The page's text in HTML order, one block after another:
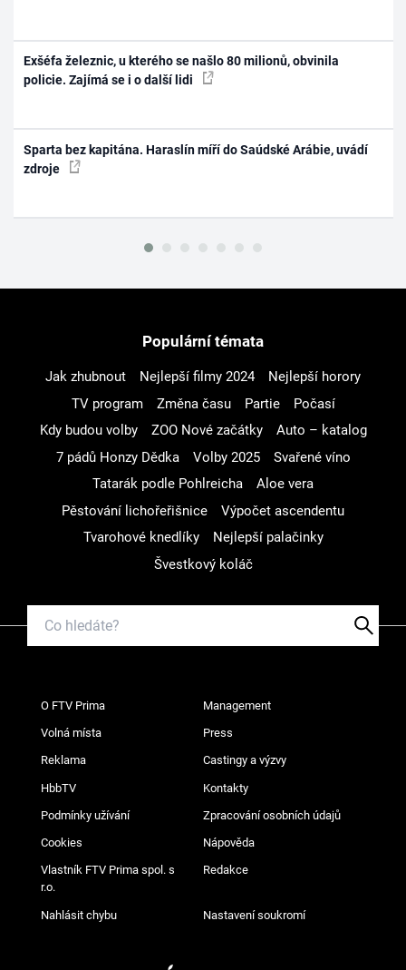
Exšéfa železnic, u kterého se našlo 80 milionů, obvinila
policie. Zajímá se i o další lidi
Sparta bez kapitána. Haraslín míří do Saúdské Arábie, uvádí
zdroje
Populární témata
Jak zhubnout Nejlepší filmy 2024
Nejlepší horory
TV program
Změna času Partie
Počasí
Kdy budou volby
ZOO Nové začátky
Auto – katalog
7 pádů Honzy Dědka
Volby 2025
Svařené víno
Tatarák podle Pohlreicha
Aloe vera
Pěstování lichořeřišnice
Výpočet ascendentu
Tvarohové knedlíky
Nejlepší palačinky
Švestkový koláč
O FTV Prima Management
Volná místa Press
Reklama Castingy a výzvy
HbbTV Kontakty
Podmínky užívání Zpracování osobních údajů
Cookies Nápověda
Vlastník FTV Prima spol. s
r.o.
Redakce
Nahlásit chybu Nastavení soukromí